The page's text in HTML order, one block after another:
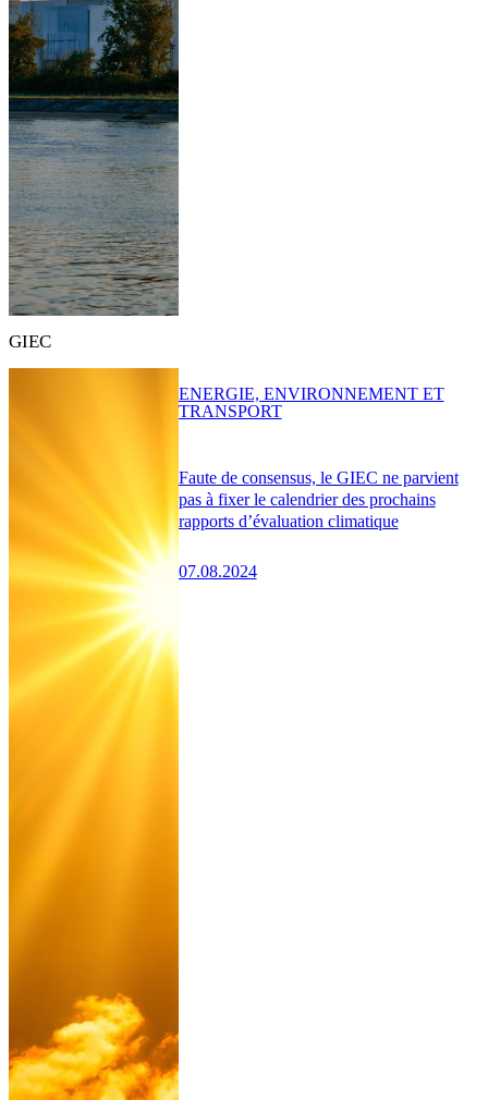
GIEC
Faute de consensus, le GIEC ne parvient
pas à fixer le calendrier des prochains
rapports d’évaluation climatique
07.08.2024
ENERGIE, ENVIRONNEMENT ET
TRANSPORT